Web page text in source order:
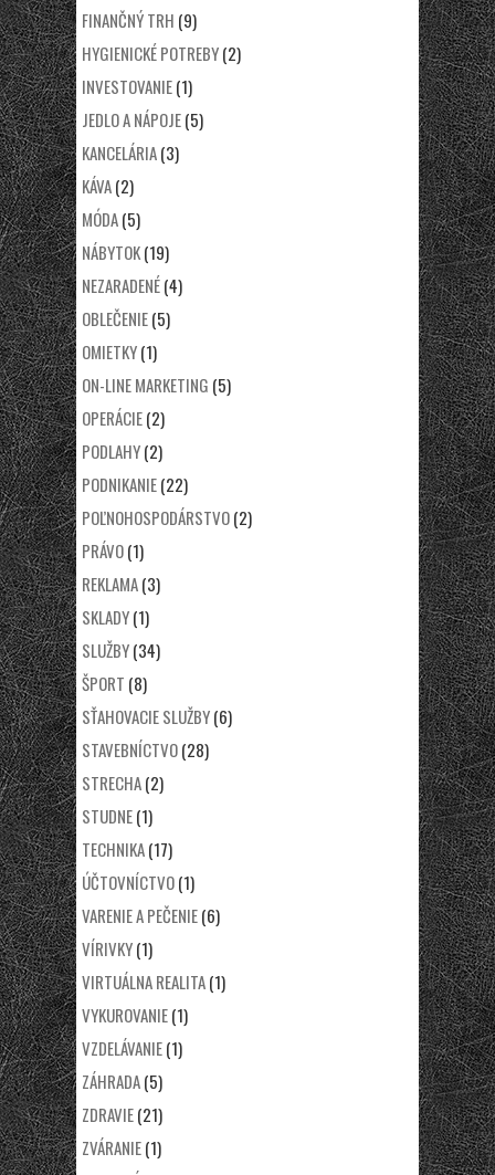
FINANČNÝ TRH (9)
HYGIENICKÉ POTREBY(2)
INVESTOVANIE(1)
JEDLO A NÁPOJE(5)
KANCELÁRIA(3)
KÁVA(2)
MÓDA(5)
NÁBYTOK(19)
NEZARADENÉ(4)
OBLEČENIE(5)
OMIETKY(1)
ON-LINE MARKETING (5)
OPERÁCIE(2)
PODLAHY(2)
PODNIKANIE(22)
POĽNOHOSPODÁRSTVO(2)
PRÁVO(1)
REKLAMA(3)
SKLADY(1)
SLUŽBY(34)
ŠPORT (8)
SŤAHOVACIE SLUŽBY(6)
STAVEBNÍCTVO(28)
STRECHA(2)
STUDNE(1)
TECHNIKA(17)
ÚČTOVNÍCTVO(1)
VARENIE A PEČENIE(6)
VÍRIVKY(1)
VIRTUÁLNA REALITA(1)
VYKUROVANIE(1)
VZDELÁVANIE(1)
ZÁHRADA(5)
ZDRAVIE(21)
ZVÁRANIE(1)